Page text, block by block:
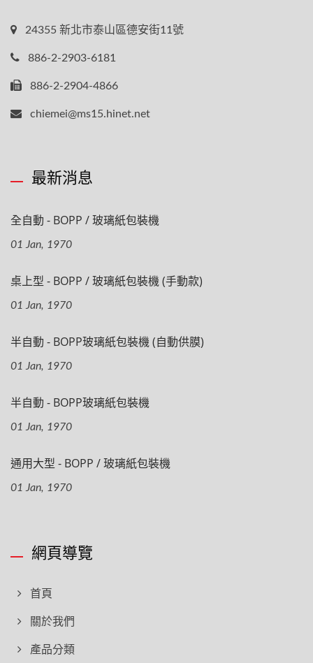
24355 新北市泰山區德安街11號
886-2-2903-6181
886-2-2904-4866
chiemei@ms15.hinet.net
最新消息
全自動 - BOPP / 玻璃紙包裝機
01 Jan, 1970
桌上型 - BOPP / 玻璃紙包裝機 (手動款)
01 Jan, 1970
半自動 - BOPP玻璃紙包裝機 (自動供膜)
01 Jan, 1970
半自動 - BOPP玻璃紙包裝機
01 Jan, 1970
通用大型 - BOPP / 玻璃紙包裝機
01 Jan, 1970
網頁導覽
首頁
關於我們
產品分類